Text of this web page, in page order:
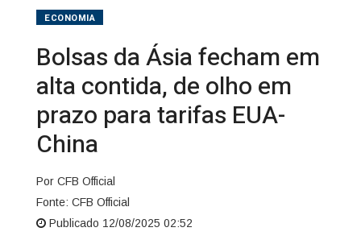
ECONOMIA
Bolsas da Ásia fecham em
alta contida, de olho em
prazo para tarifas EUA-
China
Por CFB Official
Fonte: CFB Official
Publicado 12/08/2025 02:52